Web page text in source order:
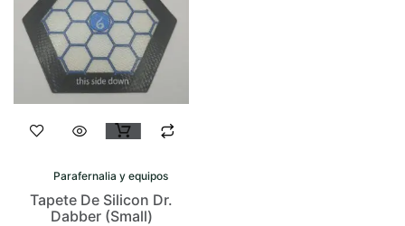
Parafernalia y equipos
Tapete De Silicon Dr.
Dabber (small)